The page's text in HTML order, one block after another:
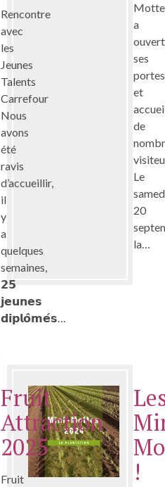
Rencontre
avec
les
Jeunes
Talents
Carrefour
Nous
avons
été
ravis
d’accueillir,
il
y
a
quelques
semaines,
𝟮𝟱
𝗷𝗲𝘂𝗻𝗲𝘀
𝗱𝗶𝗽𝗹𝗼̂𝗺𝗲́𝘀…
Motte
a
ouvert
ses
portes
et
de
Le
20
la…
Fruit
Attraction
2025
Fruit
!